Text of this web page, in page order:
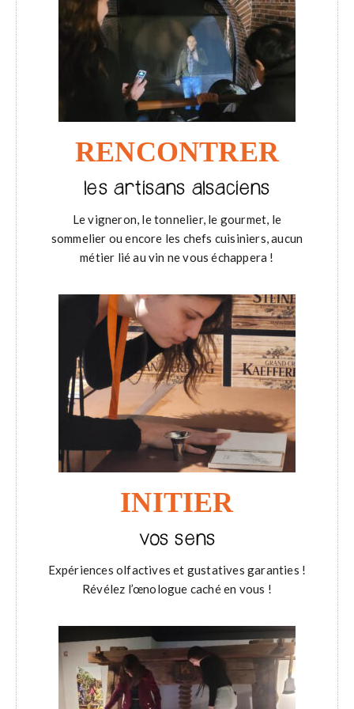
RENCONTRER
les artisans alsaciens
Le vigneron, le tonnelier, le gourmet, le
sommelier ou encore les chefs cuisiniers, aucun
métier lié au vin ne vous échappera !
INITIER
vos sens
Expériences olfactives et gustatives garanties !
Révélez l’œnologue caché en vous !